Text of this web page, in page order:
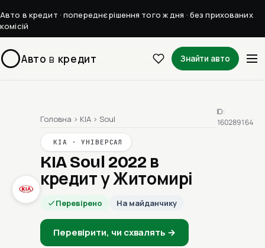
Авто в кредит · попереднє рішення того ж дня · без прихованих
комісій
Авто в кредит Знайти авто
Головна › KIA › Soul
KIA · УНІВЕРСАЛ
KIA Soul 2022 в
кредит у Житомирі
Перевірено На майданчику
Перевірити, чи схвалять →
ID:
160289164